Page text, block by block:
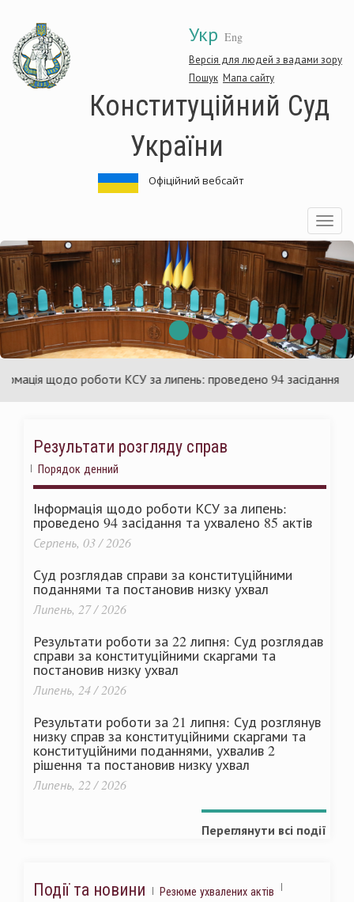
основного
матеріалу
Укр Eng
Версія для людей з вадами зору
Пошук Мапа сайту
Конституційний Суд
України
Офіційний вебсайт
Toggle
Суд
щодо роботи КСУ за липень: проведено 94 засідання та
Результати розгляду справ
Порядок денний
Інформація щодо роботи КСУ за липень:
проведено 94 засідання та ухвалено 85 актів
Серпень, 03 / 2026
Суд розглядав справи за конституційними
поданнями та постановив низку ухвал
Липень, 27 / 2026
Результати роботи за 22 липня: Суд розглядав
справи за конституційними скаргами та
постановив низку ухвал
Липень, 24 / 2026
Результати роботи за 21 липня: Суд розглянув
низку справ за конституційними скаргами та
конституційними поданнями, ухвалив 2
рішення та постановив низку ухвал
Липень, 22 / 2026
Переглянути всі події
Події та новини Резюме ухвалених актів